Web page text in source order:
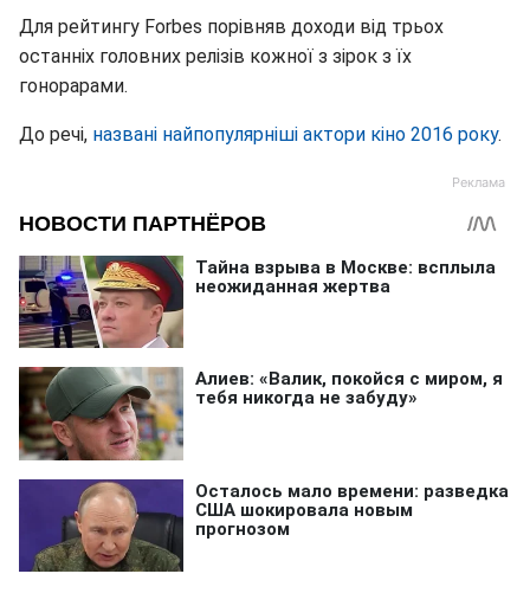
Для рейтингу Forbes порівняв доходи від трьох
останніх головних релізів кожної з зірок з їх
гонорарами.
До речі, названі найпопулярніші актори кіно 2016 року.